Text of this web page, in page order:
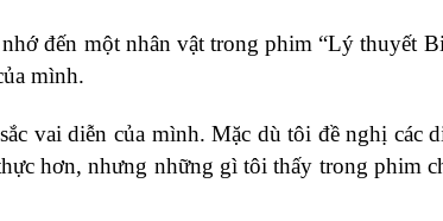
đến một nhân vật trong phim “Lý thuyết
mình.
vai diễn của mình. Mặc dù tôi đề nghị các
hơn, nhưng những gì tôi thấy trong phim